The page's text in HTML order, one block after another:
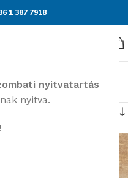
nyitvatartás
nyitva.
1 387 7918